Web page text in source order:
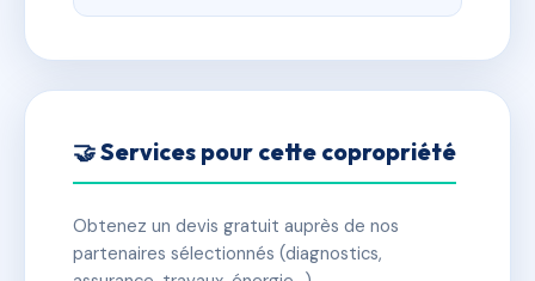
🤝 Services pour cette copropriété
Obtenez un devis gratuit auprès de nos
partenaires sélectionnés (diagnostics,